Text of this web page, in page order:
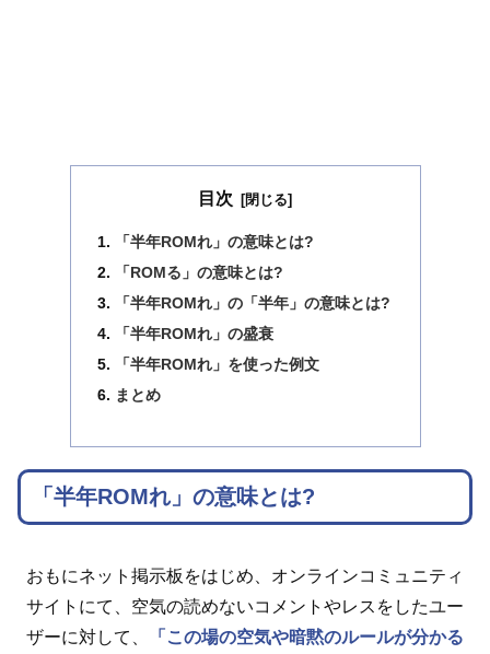
目次
「半年ROMれ」の意味とは?
「ROMる」の意味とは?
「半年ROMれ」の「半年」の意味とは?
「半年ROMれ」の盛衰
「半年ROMれ」を使った例文
まとめ
「半年ROMれ」の意味とは?
おもにネット掲示板をはじめ、オンラインコミュニティ
サイトにて、空気の読めないコメントやレスをしたユー
ザーに対して、
「この場の空気や暗黙のルールが分かる